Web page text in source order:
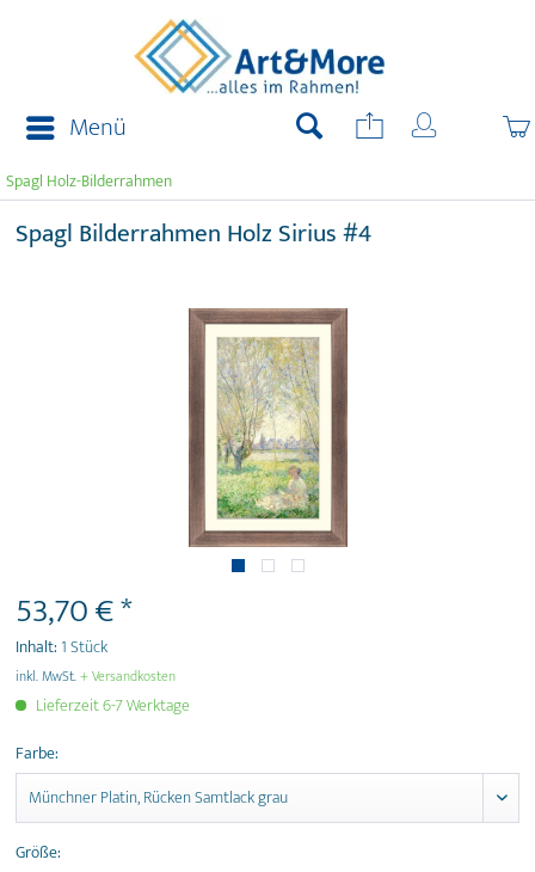
Menü
Spagl Holz-Bilderrahmen
Spagl Bilderrahmen Holz Sirius #4
53,70 € *
Inhalt:1 Stück
inkl. MwSt.+ Versandkosten
Lieferzeit 6-7 Werktage
Farbe:
Größe: